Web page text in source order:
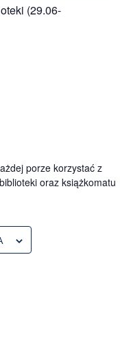
(29.06-
porze korzystać z
oraz książkomatu